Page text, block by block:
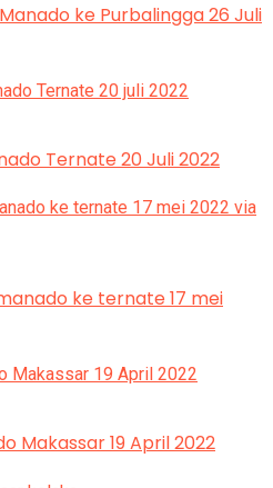
ke Purbalingga 26 Juli
Ternate 20 Juli 2022
ke ternate 17 mei
Makassar 19 April 2022